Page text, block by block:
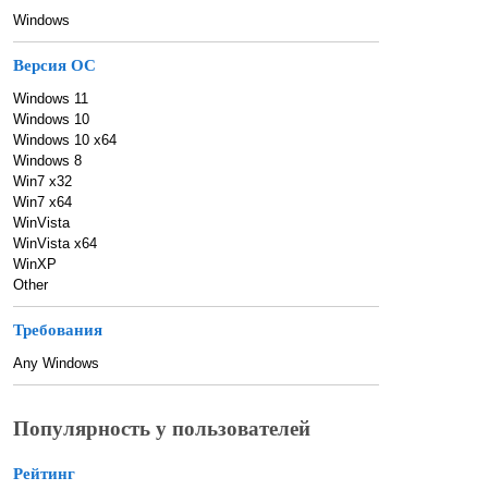
Windows
Версия ОС
Windows 11
Windows 10
Windows 10 x64
Windows 8
Win7 x32
Win7 x64
WinVista
WinVista x64
WinXP
Other
Требования
Any Windows
Популярность у пользователей
Рейтинг